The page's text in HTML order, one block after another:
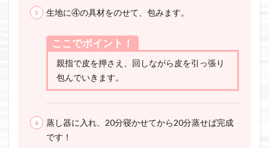
生地に④の具材をのせて、包みます。
ここでポイント！
親指で皮を押さえ、回しながら皮を引っ張り
包んでいきます。
蒸し器に入れ、20分寝かせてから20分蒸せば完成
です！